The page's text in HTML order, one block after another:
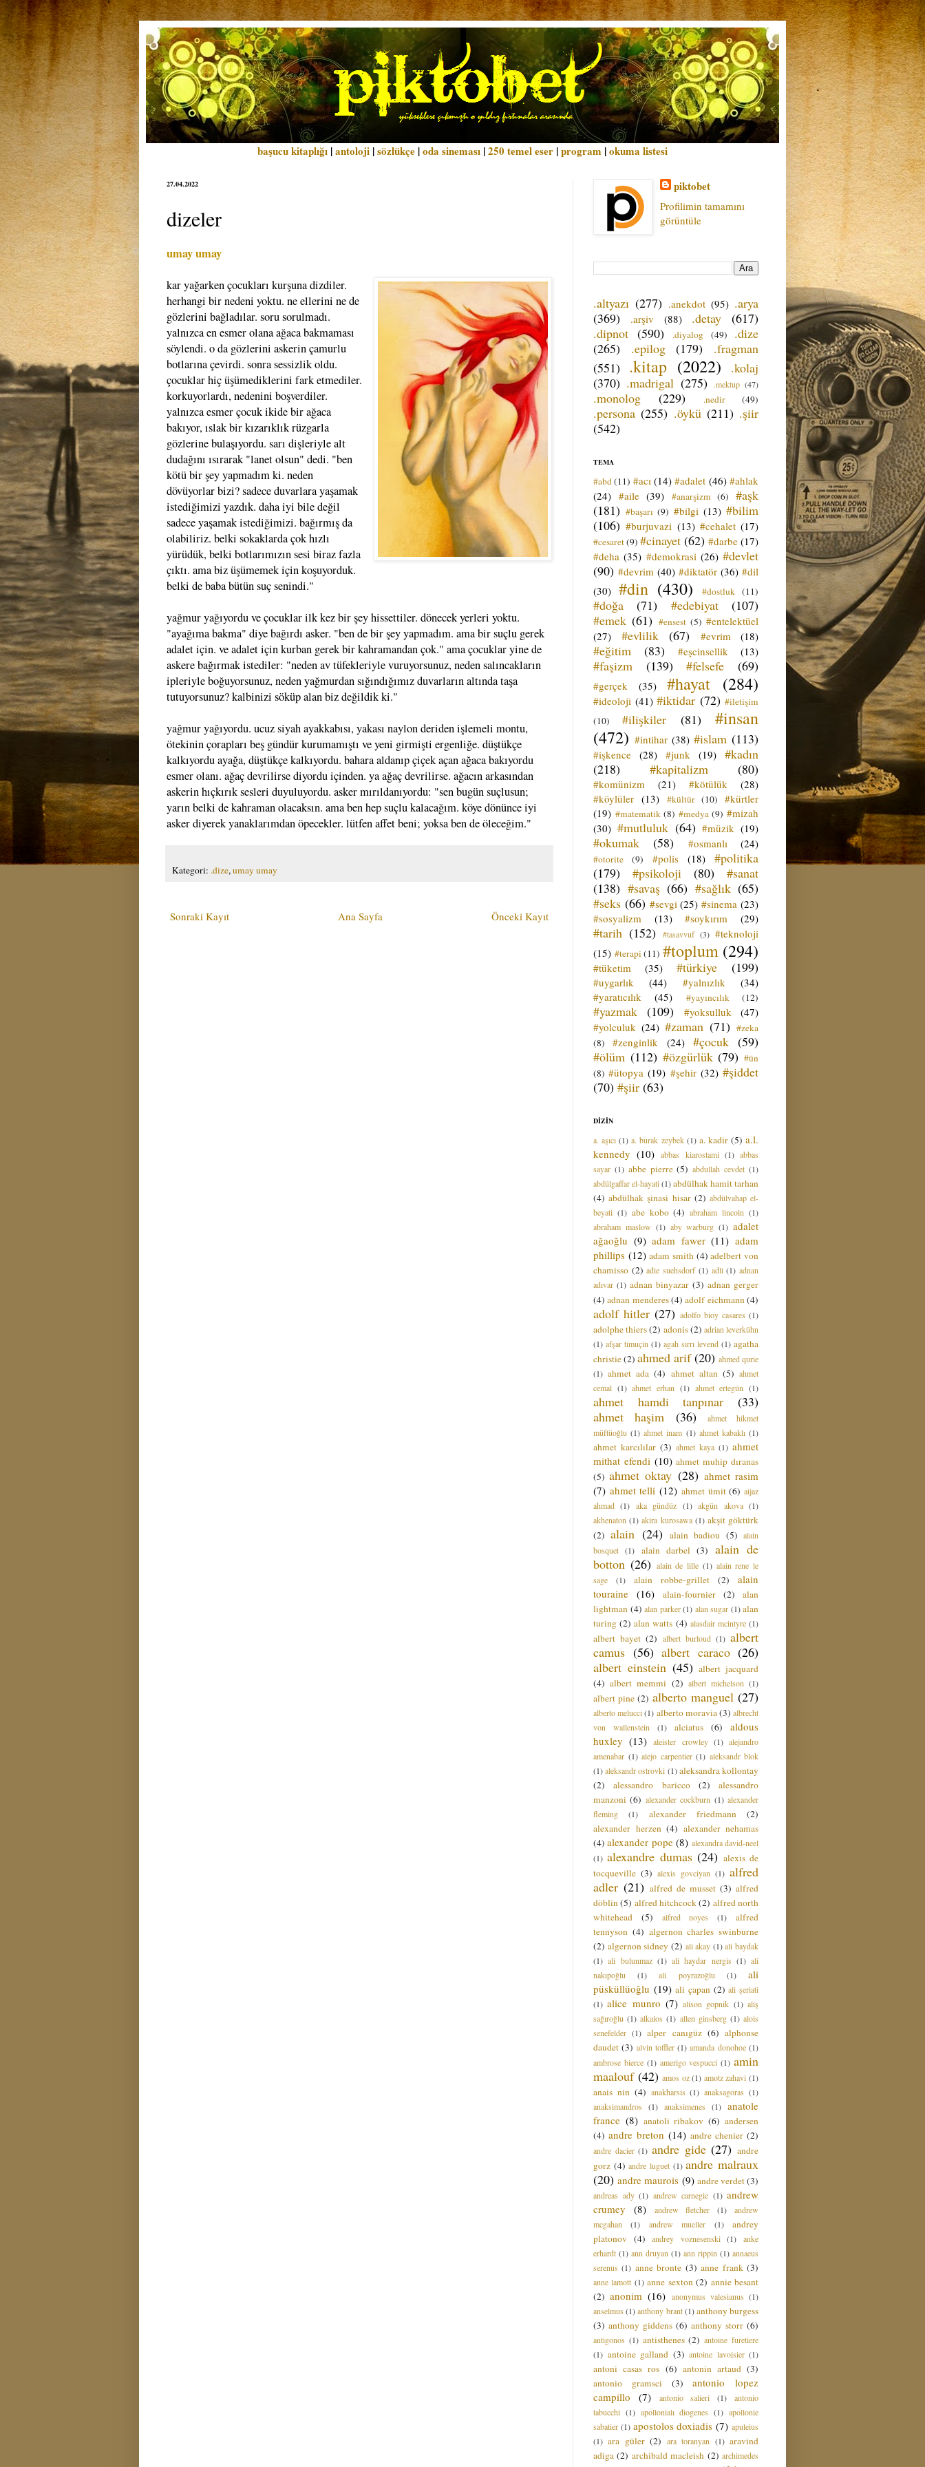
başucu kitaplığı |antoloji |sözlükçe |oda sineması |250 temel eser |program |okuma listesi
27.04.2022
dizeler
umay umay
kar yağarken çocukları kurşuna dizdiler.
herhangi bir nedeni yoktu. ne ellerini ne de
gözlerini bağladılar. soru sorulmadı.
yalnızca en esmer olana ağaca bakmaması
söylendi. o da gözlerini askerin çamurlu
botlarına çevirdi. sonra sessizlik oldu.
çocuklar hiç üşümediklerini fark etmediler.
korkuyorlardı, nedenini boşverdiler.
yalnızca esmer çocuk ikide bir ağaca
bakıyor, ıslak bir kızarıklık rüzgarla
gözlerine bulaşıyordu. sarı dişleriyle alt
dudağını ısırarak "lanet olsun" dedi. "ben
kötü bir şey yapmadım ki. neden
dövüyorlar bizi? sadece duvarlara yaşamak
istediğimizi yazdık. daha iyi bile değil
sadece yaşamak istediğimizi. bağırmış da
olabiliriz. belki sokaklarda çok hızlı
yürüdük, belki botlarımızın sesi biraz fazla
çıktı. ama biz üşümemek için koşuyorduk.
belki de baba bütün suç senindi."
yağmur yağıyordu ve çocuklar ilk kez bir şey hissettiler. dönecek yerleri yoktu.
"ayağıma bakma" diye bağırdı asker. "ben de bir şey yapmadım. ama bir suçlu gerek
adalet için. ve adalet için kurban gerek bir kahramandan çok." ama çocuklar yine de
askere bağırmak istediler: "neden av tüfekleriyle vuruyorsunuz, neden salıncakların
ipleriyle boğuyorsunuz, neden yağmurdan sığındığımız duvarların altında taşa
tutuyorsunuz? kalbinizi söküp alan biz değildik ki."
yağmur yağıyordu. ucuz siyah ayakkabısı, yakası naylon deriden işlemeli montu,
ötekinin çorapları beş gündür kurumamıştı ve yeni girmişti ergenliğe. düştükçe
kalkıyordu ayağa, düştükçe kalkıyordu. bahara aldanıp çiçek açan ağaca bakıyordu
esmer olanı. ağaç devrilirse diyordu içinden. ya ağaç devrilirse. ağacın arkasından
askerin hıçkırık sesleri duyuluyordu. asker mırıldanıyordu: "sen bugün suçlusun;
yarın belki de kahraman olacaksın. ama ben hep suçlu kalacağım. köye dönünce iyi
asker diyerek yanaklarımdan öpecekler. lütfen affet beni; yoksa ben de öleceğim."
Kategori: .dize,umay umay
Sonraki Kayıt Önceki Kayıt
Ana Sayfa
piktobet
Profilimin tamamını
görüntüle
.altyazı (277) .anekdot (95) .arya
(369)
.arşiv (88) .detay
(617)
.dipnot (590) .diyalog (49)
.dize
(265)
.epilog (179)
.fragman
(551) .kitap (2022)
.kolaj
(370) .madrigal (275) .mektup (47)
.monolog (229) .nedir (49)
.persona (255) .öykü (211) .şiir
(542)
TEMA
#abd (11) #acı (14) #adalet (46) #ahlak
(24) #aile (39) #anarşizm (6)
#aşk
(181) #başarı (9) #bilgi (13) #bilim
(106) #burjuvazi (13) #cehalet (17)
#cesaret(9) #cinayet (62) #darbe (17)
#deha (35) #demokrasi (26) #devlet
(90) #devrim (40) #diktatör (36) #dil
(30) #din (430) #dostluk (11)
#doğa (71) #edebiyat
(107)
#emek (61) #ensest (5) #entelektüel
(27)
#evlilik (67) #evrim (18)
#eğitim (83) #eşcinsellik (13)
#faşizm (139) #felsefe (69)
#gerçek (35) #hayat (284)
#ideoloji (41) #iktidar (72) #iletişim
(10)
#ilişkiler (81)
#insan
(472) #intihar (38) #islam (113)
#işkence (28) #junk (19) #kadın
(218)
#kapitalizm (80)
#komünizm (21) #kötülük
(28)
#köylüler (13) #kültür (10)
#kürtler
(19) #matematik (8) #medya (9) #mizah
(30) #mutluluk (64) #müzik (19)
#okumak (58) #osmanlı (24)
#otorite (9) #polis (18)
#politika
(179)
#psikoloji (80)
#sanat
(138) #savaş (66) #sağlık (65)
#seks (66) #sevgi (25) #sinema (23)
#sosyalizm
(13) #soykırım (29)
#tarih (152) #tasavvuf (3) #teknoloji
(15) #terapi (11) #toplum (294)
#tüketim (35) #türkiye (199)
#uygarlık (44) #yalnızlık
(34)
#yaratıcılık
(45) #yayıncılık (12)
#yazmak (109) #yoksulluk
(47)
#yolculuk (24) #zaman (71) #zeka
(8)
#zenginlik (24) #çocuk (59)
#ölüm (112) #özgürlük (79) #ün
(8) #ütopya (19) #şehir (32) #şiddet
(70) #şiir (63)
DİZİN
a. aşıcı (1) a. burak zeybek (1) a. kadir (5) a.l.
kennedy (10) abbas kiarostami (1) abbas
sayar (1) abbe pierre (5) abdullah cevdet (1)
abdülgaffar el-hayati(1)abdülhak hamit tarhan
(4) abdülhak şinasi hisar (2) abdülvahap el-
beyati (1) abe kobo (4) abraham lincoln (1)
abraham maslow (1) aby warburg (1) adalet
ağaoğlu (9) adam fawer (11) adam
phillips (12) adam smith (4) adelbert von
chamisso (2) adie suehsdorf (1) adli (1) adnan
adıvar (1) adnan binyazar (3) adnan gerger
(4) adnan menderes(4) adolf eichmann (4)
adolf hitler (27) adolfo bioy casares (1)
adolphe thiers(2) adonis(2) adrian leverkühn
(1) afşar timuçin (1) agah sırrı levend (1) agatha
christie(2) ahmed arif (20) ahmed qurie
(1) ahmet ada (4) ahmet altan (5) ahmet
cemal (1) ahmet erhan (1) ahmet ertegün (1)
ahmet hamdi tanpınar
(33)
ahmet haşim
(36)
ahmet hikmet
müftüoğlu (1) ahmet inam (1) ahmet kabaklı (1)
ahmet karcılılar (3) ahmet kaya (1) ahmet
mithat efendi (10) ahmet muhip dıranas
(5) ahmet oktay (28) ahmet rasim
(7) ahmet telli (12) ahmet ümit (6) aijaz
ahmad (1) aka gündüz (1) akgün akova (1)
akhenaton (1) akira kurosawa (1) akşit göktürk
(2) alain (24) alain badiou (5) alain
bosquet (1) alain darbel (3)
alain de
botton (26) alain de lille (1) alain rene le
sage
(1) alain robbe-grillet (2)
alain
touraine (16) alain-fournier (2)
alan
lightman (4) alan parker (1) alan sugar (1) alan
turing (2) alan watts (4) alasdair mcintyre (1)
albert bayet (2) albert burloud (1) albert
camus (56) albert caraco (26)
albert einstein (45) albert jacquard
(4) albert memmi (2) albert michelson (1)
albert pine (2) alberto manguel (27)
alberto melucci (1) alberto moravia (3) albrecht
von wallenstein
(1) alciatus (6)
aldous
huxley (13) aleister crowley (1) alejandro
amenabar (1) alejo carpentier (1) aleksandr blok
(1) aleksandr ostrovki (1) aleksandra kollontay
(2)
alessandro baricco (2)
alessandro
manzoni (6) alexander cockburn (1) alexander
fleming
(1) alexander friedmann
(2)
alexander herzen (4) alexander nehamas
(4) alexander pope (8) alexandra david-neel
(1) alexandre dumas (24) alexis de
tocqueville (3) alexis govciyan (1) alfred
adler (21) alfred de musset (3) alfred
döblin (5) alfred hitchcock(2) alfred north
whitehead
(5) alfred noyes (1)
alfred
tennyson (4) algernon charles swinburne
(2) algernon sidney (2) ali akay (1) ali baydak
(1) ali bulunmaz (1) ali haydar nergis (1) ali
nakıpoğlu
(1) ali poyrazoğlu (1)
ali
püsküllüoğlu (19) ali çapan (2) ali şeriati
(1) alice munro (7) alison gopnik (1) aliş
sağıroğlu (1) alkaios (1) allen ginsberg (1) alois
senefelder (1) alper canıgüz (6) alphonse
daudet (3) alvin toffler (1) amanda donohoe (1)
ambrose bierce (1) amerigo vespucci (1) amin
maalouf (42) amos oz (1) amotz zahavi (1)
anais nin (4) anakharsis (1) anaksagoras (1)
anaksimandros
(1) anaksimenes (1) anatole
france (8) anatoli ribakov (6) andersen
(4) andre breton (14) andre chenier (2)
andre dacier (1) andre gide (27) andre
gorz (4) andre luguet (1) andre malraux
(20) andre maurois (9) andre verdet(3)
andreas ady (1) andrew carnegie (1) andrew
crumey
(8) andrew fletcher (1)
andrew
mcgahan
(1) andrew mueller (1)
andrey
platonov (4) andrey voznesenski (1)
anke
erhardt (1) ann druyan (1) ann rippin (1) annaeus
serenus (1) anne bronte (3) anne frank (3)
anne lamott (1) anne sexton (2) annie besant
(2) anonim (16) anonymus valesianus (1)
anselmus (1) anthony brant (1) anthony burgess
(3) anthony giddens (6) anthony storr (6)
antigonos (1) antisthenes (2) antoine furetiere
(1) antoine galland (3) antoine lavoisier (1)
antoni casas ros (6) antonin artaud (3)
antonio gramsci
(3)
antonio lopez
campillo
(7) antonio salieri (1)
antonio
tabucchi (1) apollonialı diogenes (1) apollonie
sabatier (1) apostolos doxiadis (7) apuleius
(1) ara güler (2) ara toranyan (1) aravind
adiga (2) archibald macleish (2) archimedes